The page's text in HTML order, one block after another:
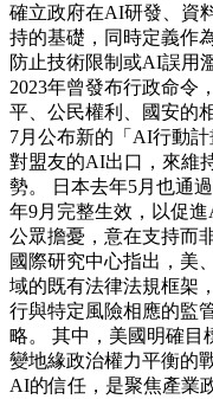
確立政府在AI研發、資
持的基礎，同時定義作
防止技術限制或AI誤用
2023年曾發布行政命令
平、公民權利、國安的
7月公布新的「AI行動
對盟友的AI出口，來維
勢。 日本去年5月也通
年9月完整生效，以促
公眾擔憂，意在支持而
國際研究中心指出，美
域的既有法律法規框架
行與特定風險相應的監
略。 其中，美國明確目
變地緣政治權力平衡的
AI的信任，是聚焦產業